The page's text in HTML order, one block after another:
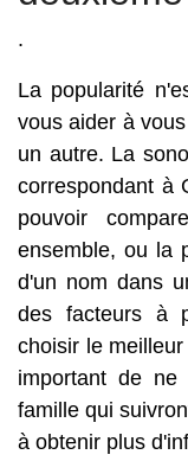
.
La popularité
vous aider à
un autre. La
correspondant à
pouvoir
ensemble, ou la
d'un nom dans
des facteurs à
choisir le
important de
famille qui
à obtenir plus